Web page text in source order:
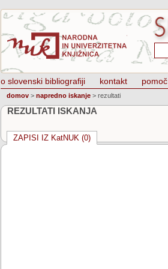
o slovenski bibliografiji kontakt pomoč
domov > napredno iskanje > rezultati
REZULTATI ISKANJA
ZAPISI IZ KatNUK (0)